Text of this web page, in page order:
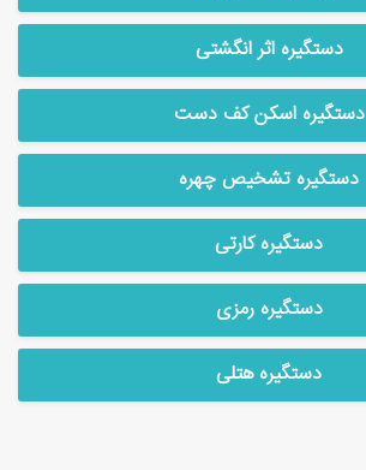
دستگیره اثر انگشتی
دستگیره اسکن کف دست
دستگیره تشخیص چهره
دستگیره کارتی
دستگیره رمزی
دستگیره هتلی